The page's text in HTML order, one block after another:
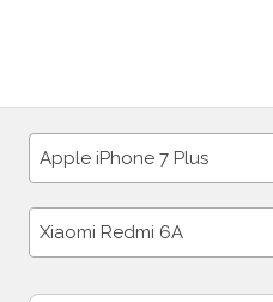
Apple iPhone 7 Plus
Xiaomi Redmi 6A